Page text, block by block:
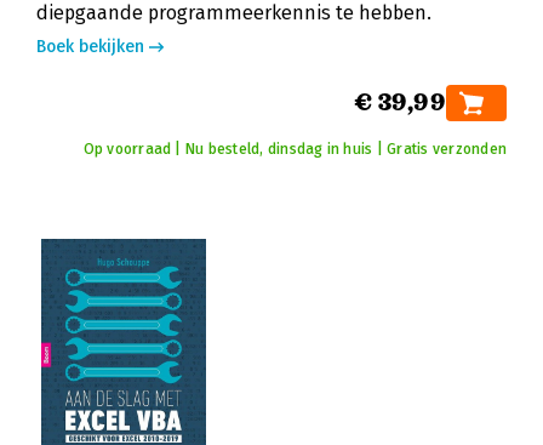
diepgaande programmeerkennis te hebben.
Boek bekijken
€ 39,99
Op voorraad | Nu besteld, dinsdag in huis | Gratis verzonden